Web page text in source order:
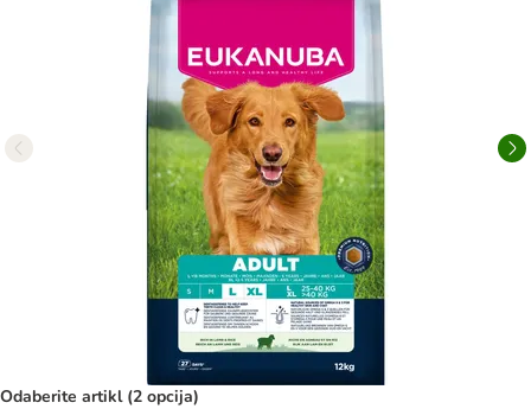
Odaberite artikl (2 opcija)